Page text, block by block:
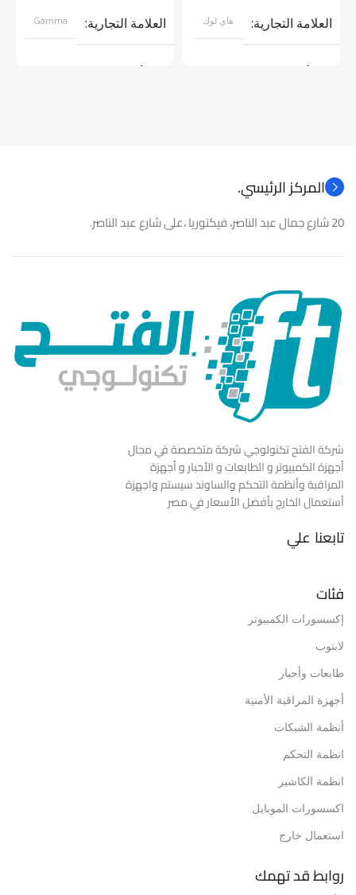
العلامة التجارية هاي لوك
موديل
العلامة التجارية Gamma
موديل
المركز الرئيسي.
20 شارع جمال عبد الناصر، فيكتوريا ،على شارع عبد الناصر.
شركة الفتح تكنولوجي شركة متخصصة في مجال
أجهزة الكمبيوتر و الطابعات و الأحبار و أجهزة
المراقبة وأنظمة التحكم والساوند سيستم واجهزة
أستعمال الخارج بأفضل الأسعار في مصر
تابعنا علي
فئات
إكسسورات الكمبيوتر
لابتوب
طابعات وأحبار
أجهزة المراقبة الأمنية
أنظمة الشبكات
انظمة التحكم
انظمة الكاشير
اكسسورات الموبايل
استعمال خارج
روابط قد تهمك